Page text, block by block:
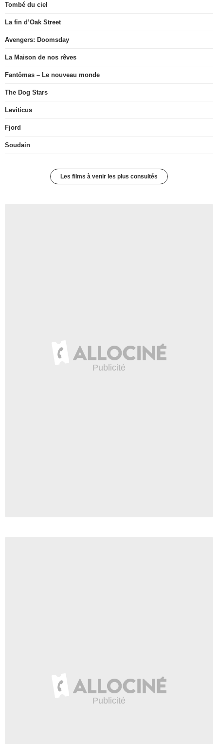
Tombé du ciel
La fin d’Oak Street
Avengers: Doomsday
La Maison de nos rêves
Fantômas – Le nouveau monde
The Dog Stars
Leviticus
Fjord
Soudain
Les films à venir les plus consultés